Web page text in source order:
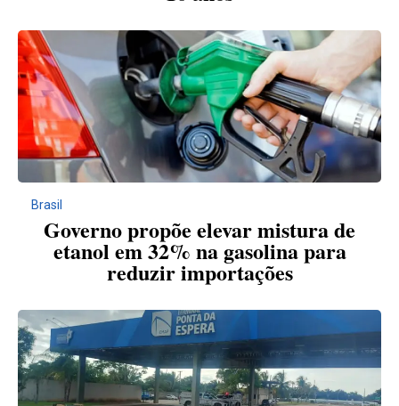
Brasil
Governo propõe elevar mistura de
etanol em 32% na gasolina para
reduzir importações